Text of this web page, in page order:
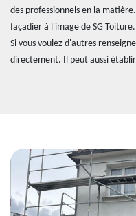
des professionnels en la
façadier à l'image de SG
Si vous voulez d'autres
directement. Il peut aussi